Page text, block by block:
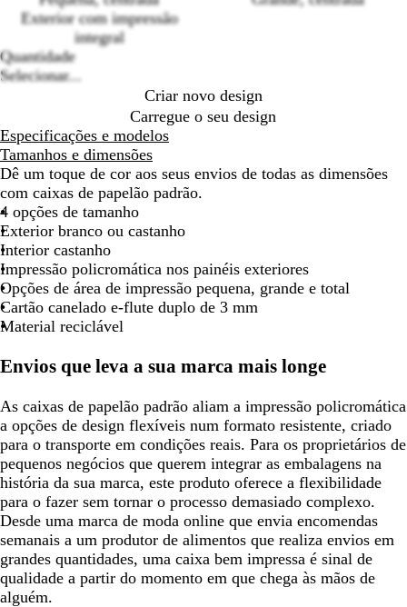
deslocardeslocardeslocar
Loading
Exterior com impressão
integral
Quantidade
Selecionar...
Criar novo design
Carregue o seu design
Especificações e modelos
Tamanhos e dimensões
Dê um toque de cor aos seus envios de todas as dimensões
com caixas de papelão padrão.
4 opções de tamanho
Exterior branco ou castanho
Interior castanho
Impressão policromática nos painéis exteriores
Opções de área de impressão pequena, grande e total
Cartão canelado e-flute duplo de 3 mm
Material reciclável
Envios que leva a sua marca mais longe
As caixas de papelão padrão aliam a impressão policromática
a opções de design flexíveis num formato resistente, criado
para o transporte em condições reais. Para os proprietários de
pequenos negócios que querem integrar as embalagens na
história da sua marca, este produto oferece a flexibilidade
para o fazer sem tornar o processo demasiado complexo.
Desde uma marca de moda online que envia encomendas
semanais a um produtor de alimentos que realiza envios em
grandes quantidades, uma caixa bem impressa é sinal de
qualidade a partir do momento em que chega às mãos de
alguém.